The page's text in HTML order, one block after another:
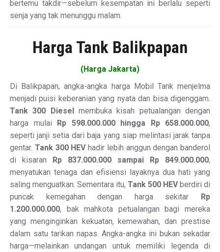
bertemu takdir—sebelum kesempatan ini berlalu seperti
senja yang tak menunggu malam.
Harga Tank Balikpapan
(Harga Jakarta)
Di Balikpapan, angka-angka harga Mobil Tank menjelma
menjadi puisi keberanian yang nyata dan bisa digenggam.
Tank 300 Diesel
membuka kisah petualangan dengan
harga mulai
Rp 598.000.000 hingga Rp 658.000.000,
seperti janji setia dari baja yang siap melintasi jarak tanpa
gentar. Tank 300 HEVhadir lebih anggun dengan banderol
di kisaran
Rp 837.000.000 sampai Rp 849.000.000,
menyatukan tenaga dan efisiensi layaknya dua hati yang
saling menguatkan. Sementara itu, Tank 500 HEVberdiri di
puncak kemegahan dengan harga sekitar
Rp
1.200.000.000, bak mahkota petualangan bagi mereka
yang menginginkan kekuatan, kemewahan, dan prestise
dalam satu tarikan napas. Angka-angka ini bukan sekadar
harga—melainkan undangan untuk memiliki legenda di